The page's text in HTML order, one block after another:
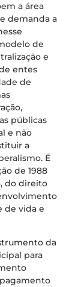
a área
demanda a
de
e
entes
de
públicas
e não
a
É
de 1988
do direito
de vida e
da
para